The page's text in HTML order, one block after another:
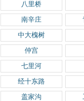
八里桥
南辛庄
中大槐树
仲宫
七里河
经十东路
盖家沟